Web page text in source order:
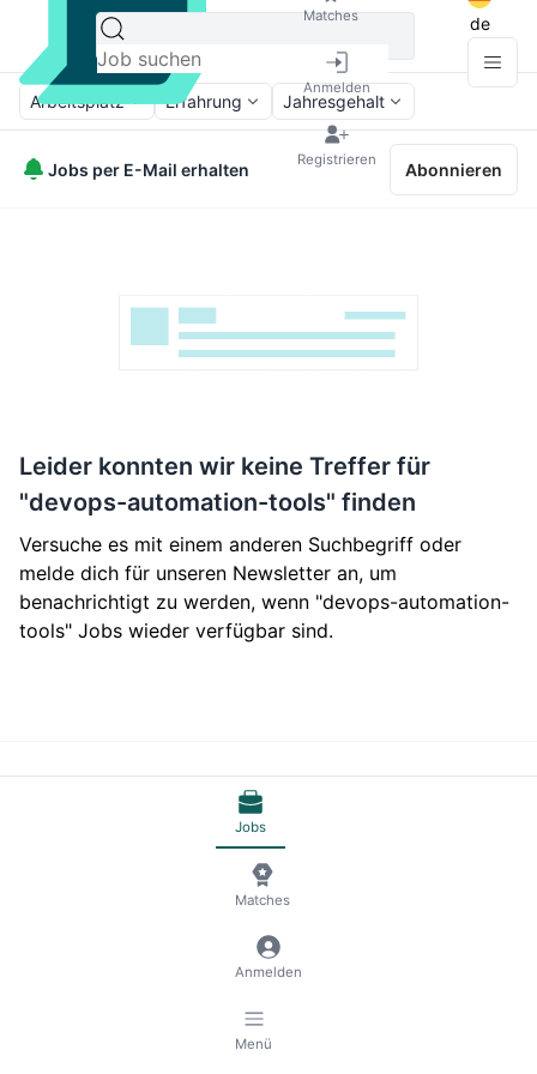
Matches
Anmelden
Registrieren
de
Arbeitsplatz Erfahrung Jahresgehalt
Jobs per E-Mail erhalten Abonnieren
Leider konnten wir keine Treffer für
"devops-automation-tools" finden
Versuche es mit einem anderen Suchbegriff oder
melde dich für unseren Newsletter an, um
benachrichtigt zu werden, wenn "devops-automation-
tools" Jobs wieder verfügbar sind.
AGB Datenschutz und Impressum
Jobs
Matches
Anmelden
Menü